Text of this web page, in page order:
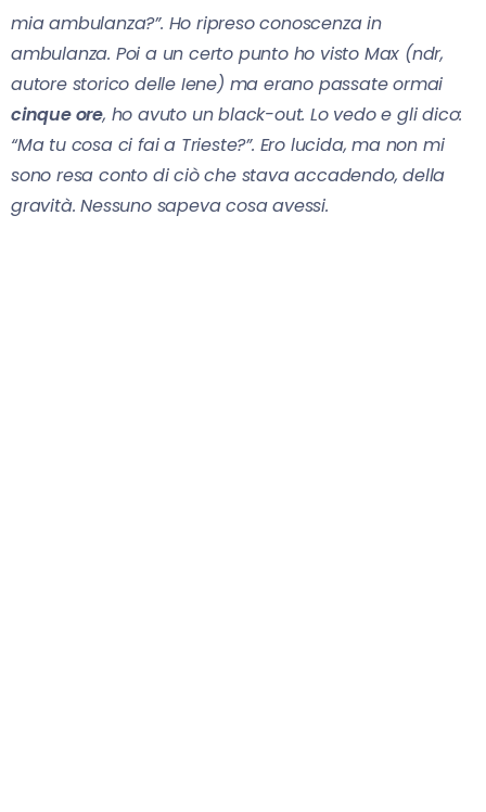
mia ambulanza?”. Ho ripreso conoscenza in
ambulanza. Poi a un certo punto ho visto Max (ndr,
autore storico delle Iene) ma erano passate ormai
cinque ore, ho avuto un black-out. Lo vedo e gli dico:
“Ma tu cosa ci fai a Trieste?”. Ero lucida, ma non mi
sono resa conto di ciò che stava accadendo, della
gravità. Nessuno sapeva cosa avessi.